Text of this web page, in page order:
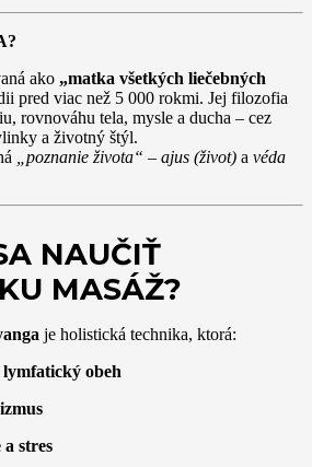
ako „matka všetkých liečebných
pred viac než 5 000 rokmi. Jej filozofia
rovnováhu tela, mysle a ducha – cez
a životný štýl.
„poznanie života“ – ajus (život) a véda
NAUČIŤ
MASÁŽ?
je holistická technika, ktorá:
obeh
a stres